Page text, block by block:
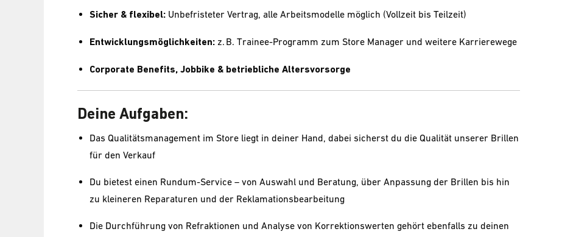
Sicher & flexibel: Unbefristeter Vertrag, alle Arbeitsmodelle möglich (Vollzeit bis Teilzeit)
Entwicklungsmöglichkeiten: z. B. Trainee-Programm zum Store Manager und weitere Karrierewege
Corporate Benefits, Jobbike & betriebliche Altersvorsorge
Deine Aufgaben:
Das Qualitätsmanagement im Store liegt in deiner Hand, dabei sicherst du die Qualität unserer Brillen
für den Verkauf
Du bietest einen Rundum-Service – von Auswahl und Beratung, über Anpassung der Brillen bis hin
zu kleineren Reparaturen und der Reklamationsbearbeitung
Die Durchführung von Refraktionen und Analyse von Korrektionswerten gehört ebenfalls zu deinen